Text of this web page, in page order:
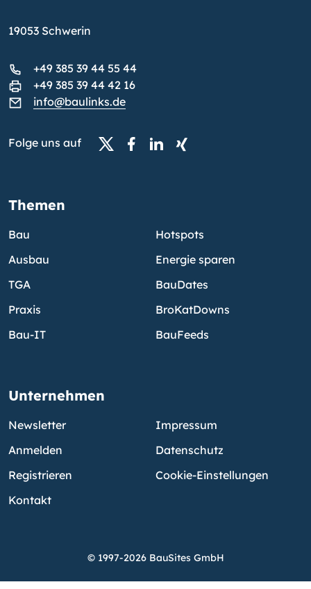
19053 Schwerin
+49 385 39 44 55 44
+49 385 39 44 42 16
info@baulinks.de
Folge uns auf
Themen
Bau
Ausbau
TGA
Praxis
Bau-IT
Hotspots
Energie sparen
BauDates
BroKatDowns
BauFeeds
Unternehmen
Newsletter
Anmelden
Registrieren
Kontakt
Impressum
Datenschutz
Cookie-Einstellungen
© 1997-2026 BauSites GmbH